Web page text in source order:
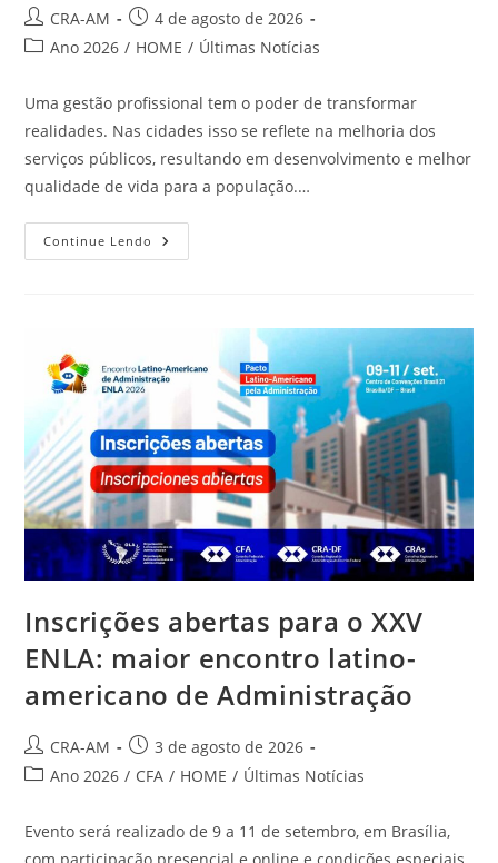
CRA-AM
4 de agosto de 2026
Ano 2026 / HOME / Últimas Notícias
Uma gestão profissional tem o poder de transformar
realidades. Nas cidades isso se reflete na melhoria dos
serviços públicos, resultando em desenvolvimento e melhor
qualidade de vida para a população.…
Continue Lendo
Inscrições abertas para o XXV
ENLA: maior encontro latino-
americano de Administração
CRA-AM
3 de agosto de 2026
Ano 2026 / CFA / HOME / Últimas Notícias
Evento será realizado de 9 a 11 de setembro, em Brasília,